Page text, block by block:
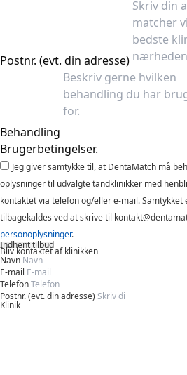
Postnr. (evt. din adresse)
Behandling
Brugerbetingelser.
Jeg giver samtykke til, at DentaMatch må
oplysninger til udvalgte tandklinikker med
kontaktet via telefon og/eller e-mail.
tilbagekaldes ved at skrive til
personoplysninger.
Indhent tilbud
Bliv kontaktet af klinikken
Navn
E-mail
Telefon
Postnr. (evt. din adresse)
Klinik